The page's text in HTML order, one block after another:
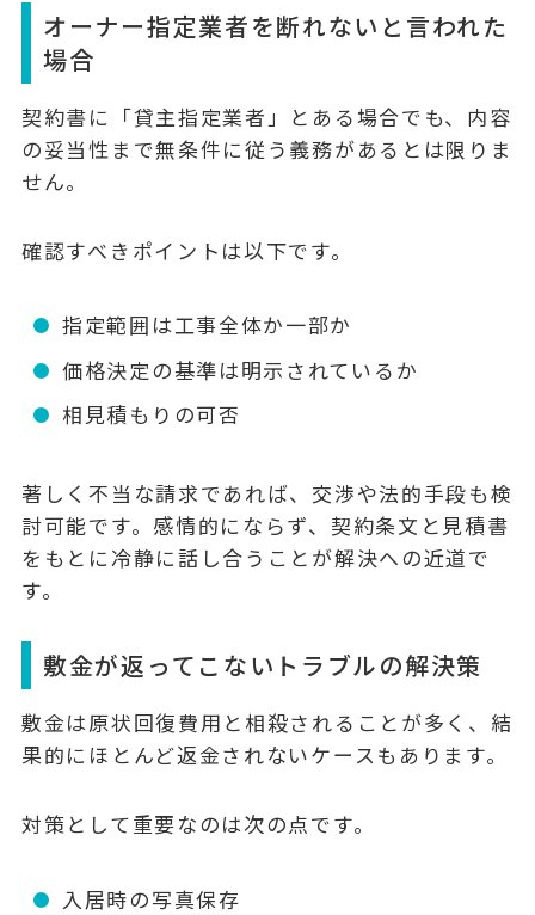
オーナー指定業者を断れないと言われた
場合
契約書に「貸主指定業者」とある場合でも、内容
の妥当性まで無条件に従う義務があるとは限りま
せん。
確認すべきポイントは以下です。
指定範囲は工事全体か一部か
価格決定の基準は明示されているか
相見積もりの可否
著しく不当な請求であれば、交渉や法的手段も検
討可能です。感情的にならず、契約条文と見積書
をもとに冷静に話し合うことが解決への近道で
す。
敷金が返ってこないトラブルの解決策
敷金は原状回復費用と相殺されることが多く、結
果的にほとんど返金されないケースもあります。
対策として重要なのは次の点です。
入居時の写真保存